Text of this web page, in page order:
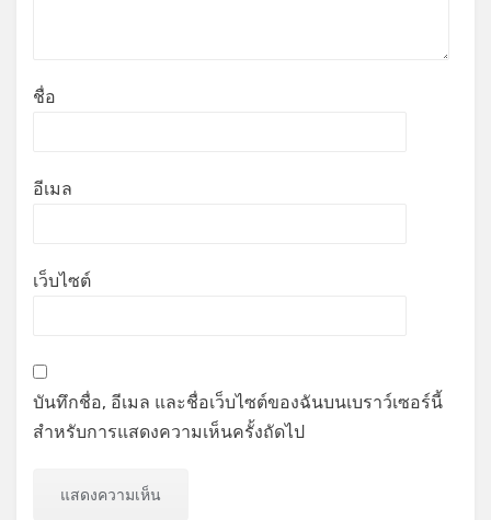
ชื่อ
อีเมล
เว็บไซต์
บันทึกชื่อ, อีเมล และชื่อเว็บไซต์ของฉันบนเบราว์เซอร์นี้
สำหรับการแสดงความเห็นครั้งถัดไป